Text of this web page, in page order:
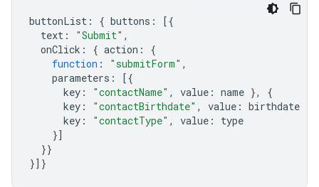
buttonList : { buttons :
[{
text : "Submit" ,
onClick : { action :
{
function : "submitForm" ,
parameters :
[{
key : "contactName" , value : name },
{
key : "contactBirthdate" , value : birthdate
key : "contactType" , value :
type
}]
}}
}]}